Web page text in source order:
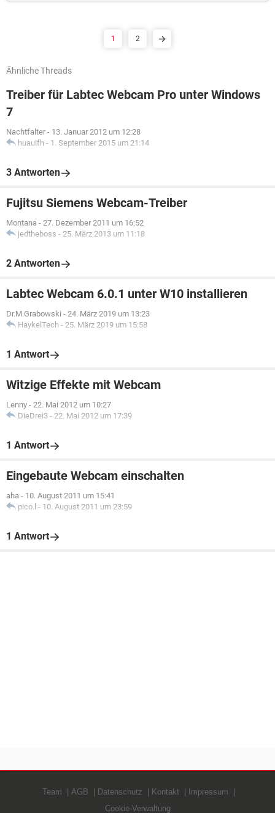
1 2
Ähnliche Threads
Treiber für Labtec Webcam Pro unter Windows
7
Nachtfalter - 13. Januar 2012 um 12:28
huauifh - 1. September 2015 um 21:14
3 Antworten
Fujitsu Siemens Webcam-Treiber
Montana - 27. Dezember 2011 um 16:52
jedtheboss - 25. März 2013 um 11:18
2 Antworten
Labtec Webcam 6.0.1 unter W10 installieren
Dr.M.Grabowski - 24. März 2019 um 13:23
HaykelTech - 25. März 2019 um 15:58
1 Antwort
Witzige Effekte mit Webcam
Lenny - 22. Mai 2012 um 10:27
DieDrei3 - 22. Mai 2012 um 17:39
1 Antwort
Eingebaute Webcam einschalten
aha - 10. August 2011 um 15:41
pico.l - 10. August 2011 um 23:59
1 Antwort
Team AGB Datenschutz Kontakt
Impressum
Cookie-Verwaltung